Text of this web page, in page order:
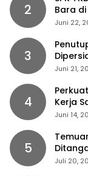
2
Bara
Juni 22,
3
Juni 21,
4
Kerja
Juni 14,
5
Juli 20,